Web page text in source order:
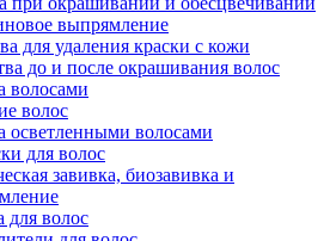
выпрямление
для удаления краски с кожи
до и после окрашивания волос
волосами
волос
осветленными волосами
для волос
завивка, биозавивка и
для волос